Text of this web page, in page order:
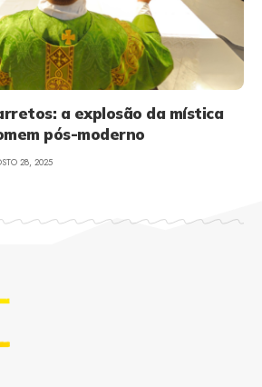
a explosão da mística
pós-moderno
28, 2025